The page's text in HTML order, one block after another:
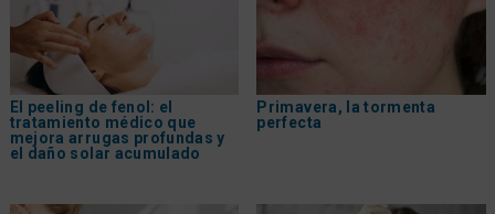
El peeling de fenol: el
tratamiento médico que
mejora arrugas profundas y
el daño solar acumulado
Primavera, la tormenta
perfecta